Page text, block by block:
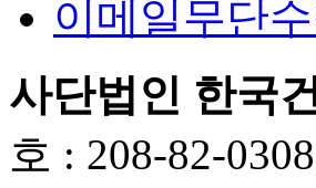
이메일무단
사단법인 한국
호 : 208-82-